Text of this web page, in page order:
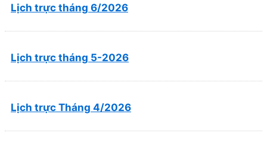
Lịch trực tháng 6/2026
Lịch trực tháng 5-2026
Lịch trực Tháng 4/2026